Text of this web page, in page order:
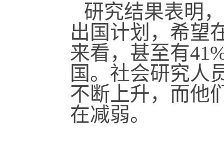
研究结果表明
出国计划，希望
来看，甚至有
国。社会研究人
不断上升，而他
在减弱。